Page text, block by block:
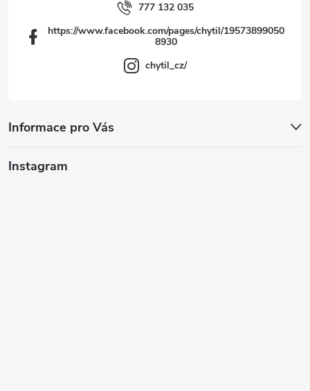
777 132 035
https://www.facebook.com/pages/chytil/19573899050
8930
chytil_cz/
Informace pro Vás
Instagram